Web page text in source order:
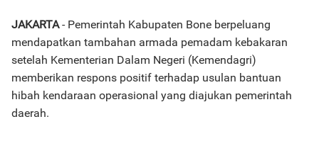
JAKARTA- Pemerintah Kabupaten Bone berpeluang
mendapatkan tambahan armada pemadam kebakaran
setelah Kementerian Dalam Negeri (Kemendagri)
memberikan respons positif terhadap usulan bantuan
hibah kendaraan operasional yang diajukan pemerintah
daerah.